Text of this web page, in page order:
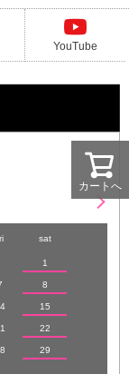
カートへ
YouTube
sat
1
8
15
22
29